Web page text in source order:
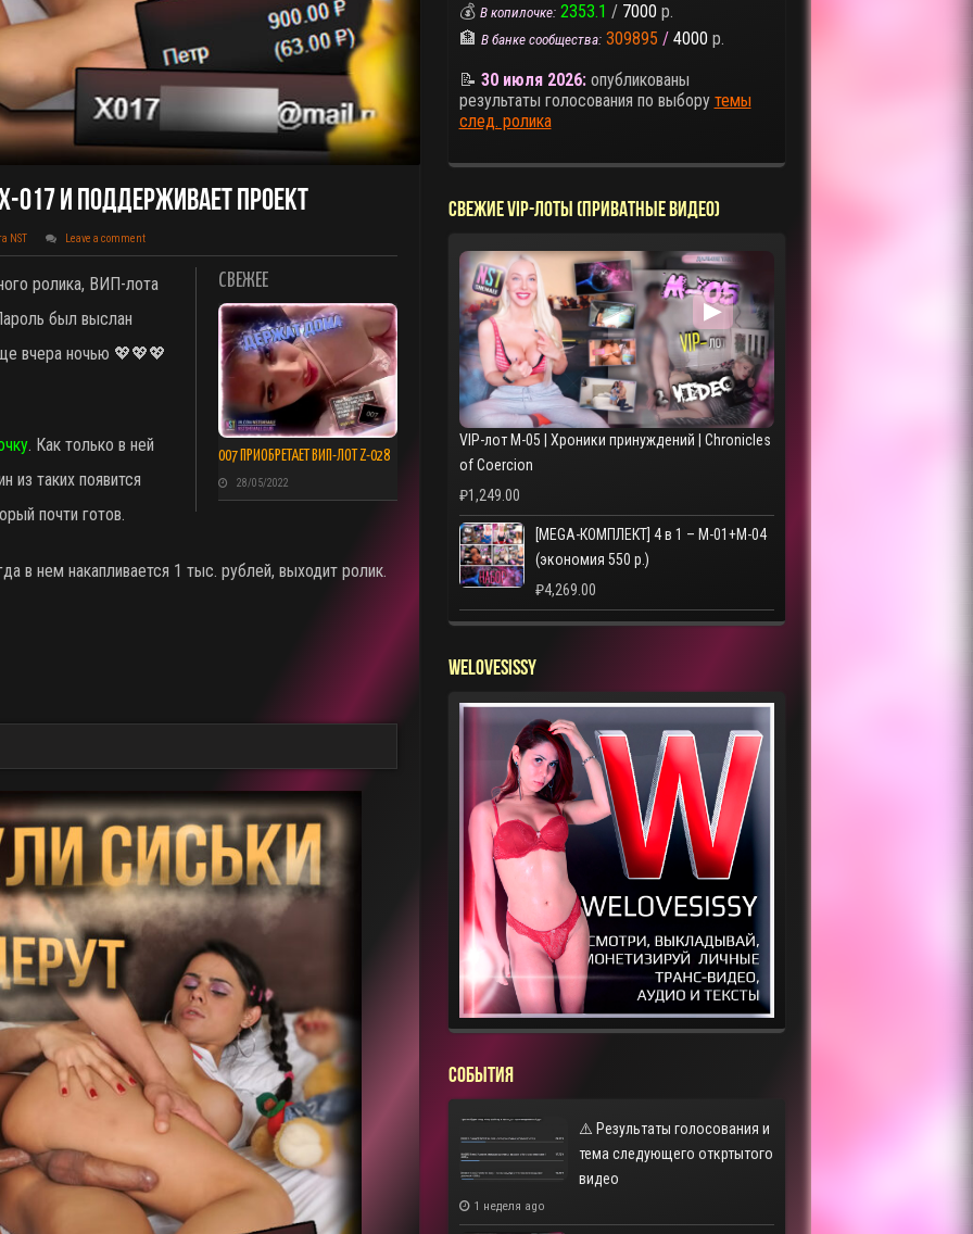
017 И Поддерживает Проект
NST Leave a comment
СВЕЖЕЕ
007 ПРИОБРЕТАЕТ ВИП-ЛОТ Z-028
28/05/2022
ролика, ВИП-лота
был выслан
вчера ночью 💖💖💖
. Как только в ней
из таких появится
почти готов.
в нем накапливается 1 тыс. рублей, выходит ролик.
💰 В копилочке: 2353.1 / 7000 р.
🏦 В банке сообщества: 309895 / 4000 р.
📝 30 июля 2026:опубликованы
результаты голосования по выбору темы
след. ролика
СВЕЖИЕ VIP-ЛОТЫ (ПРИВАТНЫЕ ВИДЕО)
▶
VIP-лот M-05 | Хроники принуждений | Chronicles
of Coercion
₽1,249.00
[MEGA-КОМПЛЕКТ] 4 в 1 – M-01+M-04
(экономия 550 р.)
₽4,269.00
WELOVESISSY
СОБЫТИЯ
⚠️ Результаты голосования и
тема следующего откртытого
видео
1 неделя ago